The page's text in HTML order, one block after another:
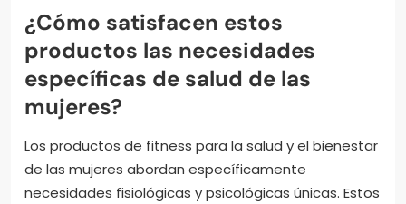
¿Cómo satisfacen estos
productos las necesidades
específicas de salud de las
mujeres?
Los productos de fitness para la salud y el bienestar
de las mujeres abordan específicamente
necesidades fisiológicas y psicológicas únicas. Estos